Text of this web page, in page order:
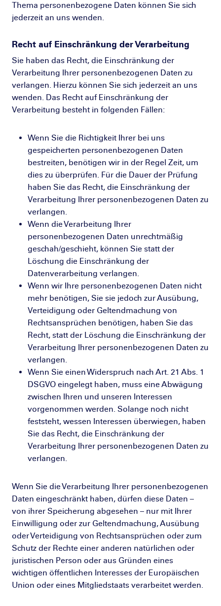
Thema personenbezogene Daten können Sie sich
jederzeit an uns wenden.
Recht auf Einschränkung der Verarbeitung
Sie haben das Recht, die Einschränkung der
Verarbeitung Ihrer personenbezogenen Daten zu
verlangen. Hierzu können Sie sich jederzeit an uns
wenden. Das Recht auf Einschränkung der
Verarbeitung besteht in folgenden Fällen:
Wenn Sie die Richtigkeit Ihrer bei uns
gespeicherten personenbezogenen Daten
bestreiten, benötigen wir in der Regel Zeit, um
dies zu überprüfen. Für die Dauer der Prüfung
haben Sie das Recht, die Einschränkung der
Verarbeitung Ihrer personenbezogenen Daten zu
verlangen.
Wenn die Verarbeitung Ihrer
personenbezogenen Daten unrechtmäßig
geschah/geschieht, können Sie statt der
Löschung die Einschränkung der
Datenverarbeitung verlangen.
Wenn wir Ihre personenbezogenen Daten nicht
mehr benötigen, Sie sie jedoch zur Ausübung,
Verteidigung oder Geltendmachung von
Rechtsansprüchen benötigen, haben Sie das
Recht, statt der Löschung die Einschränkung der
Verarbeitung Ihrer personenbezogenen Daten zu
verlangen.
Wenn Sie einen Widerspruch nach Art. 21 Abs. 1
DSGVO eingelegt haben, muss eine Abwägung
zwischen Ihren und unseren Interessen
vorgenommen werden. Solange noch nicht
feststeht, wessen Interessen überwiegen, haben
Sie das Recht, die Einschränkung der
Verarbeitung Ihrer personenbezogenen Daten zu
verlangen.
Wenn Sie die Verarbeitung Ihrer personenbezogenen
Daten eingeschränkt haben, dürfen diese Daten –
von ihrer Speicherung abgesehen – nur mit Ihrer
Einwilligung oder zur Geltendmachung, Ausübung
oder Verteidigung von Rechtsansprüchen oder zum
Schutz der Rechte einer anderen natürlichen oder
juristischen Person oder aus Gründen eines
wichtigen öffentlichen Interesses der Europäischen
Union oder eines Mitgliedstaats verarbeitet werden.